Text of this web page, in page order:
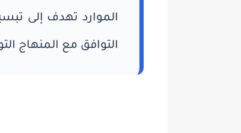
الموارد تهدف إلى
التوافق مع المنهاج